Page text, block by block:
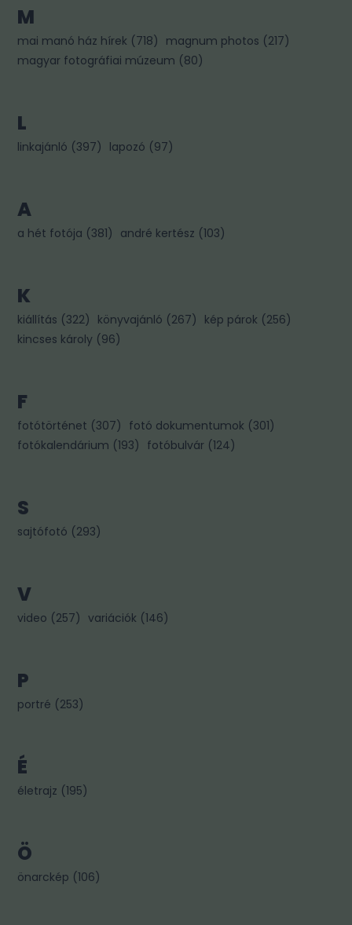
M
mai manó ház hírek (718) magnum photos (217)
magyar fotográfiai múzeum (80)
L
linkajánló (397) lapozó (97)
A
a hét fotója (381) andré kertész (103)
K
kiállítás (322) könyvajánló (267) kép párok (256)
kincses károly (96)
F
fotótörténet (307) fotó dokumentumok (301)
fotókalendárium (193) fotóbulvár (124)
S
sajtófotó (293)
V
video (257) variációk (146)
P
portré (253)
É
életrajz (195)
Ö
önarckép (106)